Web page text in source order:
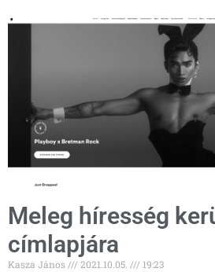
Meleg híresség
címlapjára
Kasza János 2021.10.05. 19:23